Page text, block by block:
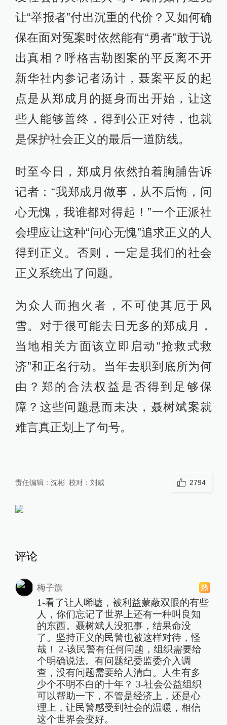
让“举报者”付出沉重的代价？又如何确
保在面对冤案时依然能有“勇者”敢于说
出真相？呼格吉勒图案的平反离不开
新华社内参记者汤计，聂案平反的起
点是从郑成月的挺身而出开始，让这
些人能够善终，得到公正对待，也就
是保护社会正义的最后一道防线。
时至今日，郑成月依然拍着胸脯告诉
记者：“我郑成月做事，从不后悔，问
心无愧，我谁都对得起！”一个正派社
会理应让这种“问心无愧”追求正义的人
得到正义。否则，一定是我们的社会
正义系统出了问题。
为众人而抱火者，不可使其厄于风
雪。对于很可能去日无多的郑成月，
当地相关方面该立即启动“抢救式救
济”和正名行动。当年去职到底所为何
由？郑的合法权益是否得到足够保
障？这些问题悬而未决，聂树斌案就
难言真正划上了句号。
责任编辑： 沈彬 校对： 刘威 2794
评论
梅子旗
1-看了让人唏嘘，被利益蒙蔽双眼的有些
人，你们忘记了世界上还有一种叫良知
的东西。聂树斌人没犯事，结果命没
了。坚持正义的民警也被这样对待，怪
哉！ 2-该民警有任何问题，组织需要给
个明确说法。有问题纪委监委介入调
查，没有问题需要给人清白。人生有多
少个不明不白的十年？ 3-社会公益组织
可以帮助一下，不管是经济上，还是心
理上，让民警感受到社会的温暖，相信
这个世界会变好。